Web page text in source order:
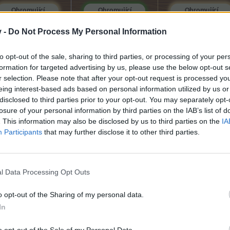
- Do Not Process My Personal Information
opt-out of the sale, sharing to third parties, or processing of your
for targeted advertising by us, please use the below opt-out
selection. Please note that after your opt-out request is processed
interest-based ads based on personal information utilized by us
to third parties prior to your opt-out. You may separately
of your personal information by third parties on the IAB’s list of
This information may also be disclosed by us to third parties on the
Participants that may further disclose it to other third parties.
Data Processing Opt Outs
opt-out of the Sharing of my personal data.
Ohromující
(28.5.2026 -
28.8.2026)
Heavy metalová
sezóna (9.7. -
7.8.2026)
Kroniky
Kostkoviště (23.7.
- 5.8.2026)
Děsivá noc (23.7. -
5.8.2026)
Šťastný den
Ohromující
(28.5.2026 -
28.8.2026)
Heavy metalová
sezóna (9.7. -
7.8.2026)
Poloviční cena -
pomocníci (6.8. -
7.8.2026)
Párty lístky se
Slavnostní dny
Ohromující
Heavy metalová
sezóna (9.7. -
7.8.2026)
Poloviční cena -
pomocníci (6.8. -
7.8.2026)
Moře hvězd (6.8. -